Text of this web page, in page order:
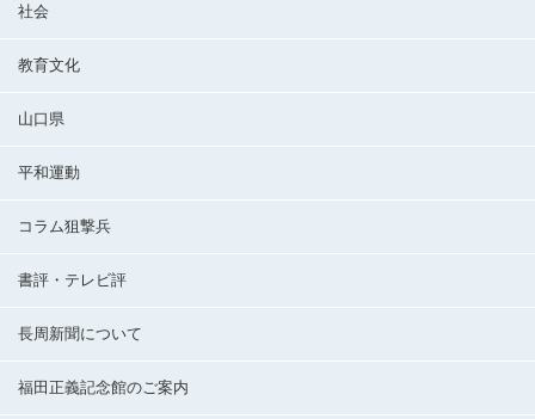
社会
教育文化
山口県
平和運動
コラム狙撃兵
書評・テレビ評
長周新聞について
福田正義記念館のご案内